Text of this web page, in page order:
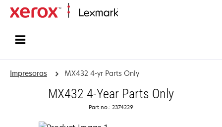
Impresoras MX432 4-yr Parts Only
MX432 4-Year Parts Only
Part no.: 2374229